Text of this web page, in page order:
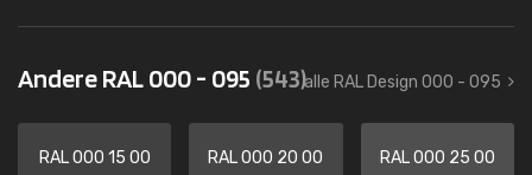
Andere RAL 000 - 095 (543)alle RAL Design 000 - 095
RAL 000 15 00 RAL 000 20 00 RAL 000 25 00